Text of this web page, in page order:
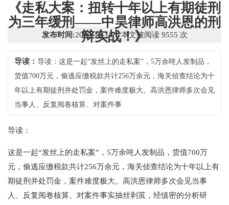
《走私大案：扭转十年以上有期徒刑
为三年缓刑——中昊律师高洪恩的刑
辩实战！》
发布时间:2022-10-19 本文被阅读 9555 次
导读： 导读：这是一起“发丝上的走私案”，5万余吨人发制品，
货值700万元，偷逃应缴税款共计256万余元，海关侦查结论为十
年以上有期徒刑并处罚金，案件难度极大。高洪恩律师多次会见
当事人、反复阅卷核算、对案件事
导读：
这是一起“发丝上的走私案”，5万余吨人发制品，货值700万
元，偷逃应缴税款共计256万余元，海关侦查结论为十年以上有
期徒刑并处罚金，案件难度极大。高洪恩律师多次会见当事
人、反复阅卷核算、对案件事实抽丝剥茧，经缜密的分析研